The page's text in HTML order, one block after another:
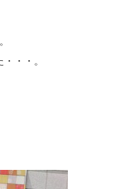
・・。